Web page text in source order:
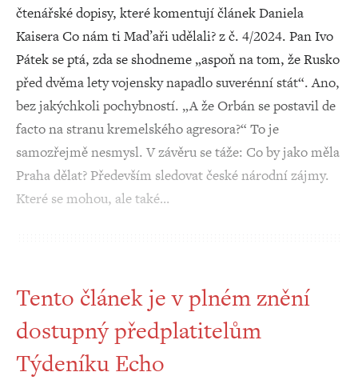
čtenářské dopisy, které komentují článek Daniela
Kaisera Co nám ti Maďaři udělali? z č. 4/2024. Pan Ivo
Pátek se ptá, zda se shodneme „aspoň na tom, že Rusko
před dvěma lety vojensky napadlo suverénní stát“. Ano,
bez jakýchkoli pochybností. „A že Orbán se postavil de
facto na stranu kremelského agresora?“ To je
samozřejmě nesmysl. V závěru se táže: Co by jako měla
Praha dělat? Především sledovat české národní zájmy.
Které se mohou, ale také…
Tento článek je v plném znění
dostupný předplatitelům
Týdeníku Echo